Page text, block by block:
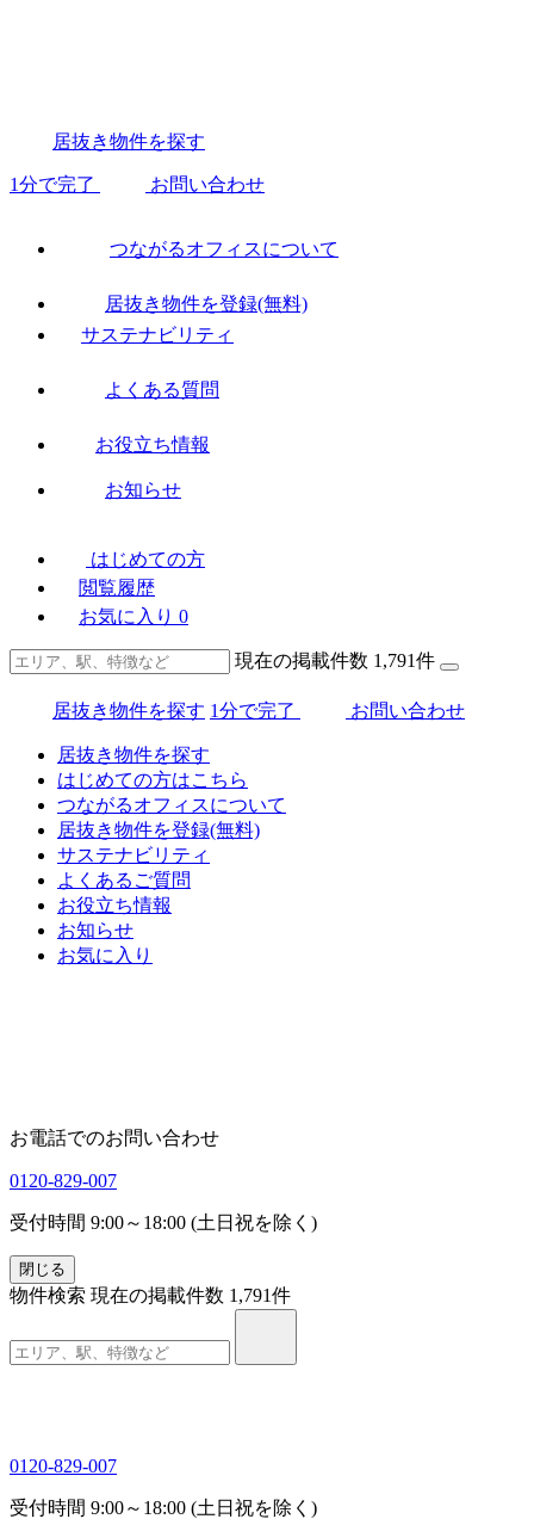
居抜き物件を探す
1分で完了 お問い合わせ
つながるオフィスについて
居抜き物件を登録(無料)
サステナビリティ
よくある質問
お役立ち情報
お知らせ
はじめての方
閲覧履歴
お気に入り 0
現在の掲載件数 1,791件
居抜き物件を探す 1分で完了 お問い合わせ
居抜き物件を探す
はじめての方はこちら
つながるオフィスについて
居抜き物件を登録(無料)
サステナビリティ
よくあるご質問
お役立ち情報
お知らせ
お気に入り
お電話でのお問い合わせ
0120-829-007
受付時間 9:00～18:00 (土日祝を除く)
閉じる
物件検索 現在の掲載件数 1,791件
0120-829-007
受付時間 9:00～18:00 (土日祝を除く)